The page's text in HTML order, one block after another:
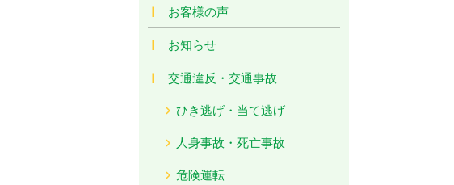
お客様の声
お知らせ
交通違反・交通事故
ひき逃げ・当て逃げ
人身事故・死亡事故
危険運転